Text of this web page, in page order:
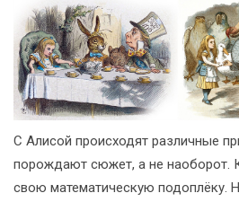
С Алисой происходят различные
порождают сюжет, а не наоборот.
свою математическую подоплёку.